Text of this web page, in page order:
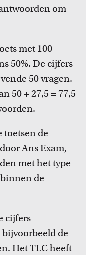
om
met 100
50%. De cijfers
50 vragen.
50 + 27,5 = 77,5
de
Ans Exam,
met het type
de
cijfers
de
Het TLC heeft